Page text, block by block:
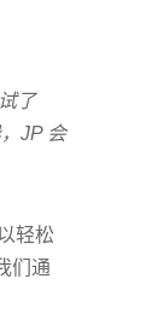
了
JP 会
轻松
们通